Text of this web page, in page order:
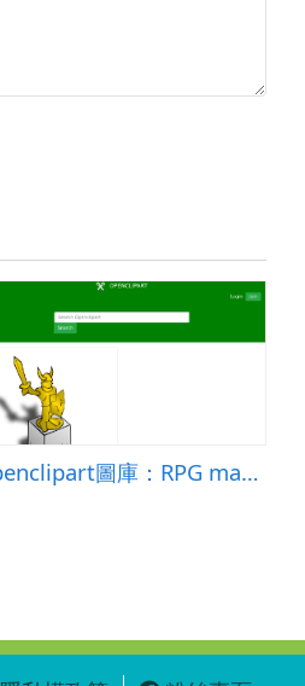
openclipart圖庫：RPG map symbols: Statue